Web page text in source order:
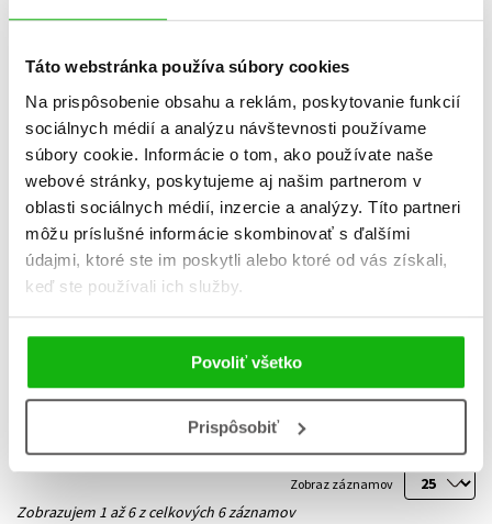
Táto webstránka používa súbory cookies
Na prispôsobenie obsahu a reklám, poskytovanie funkcií
sociálnych médií a analýzu návštevnosti používame
súbory cookie. Informácie o tom, ako používate naše
webové stránky, poskytujeme aj našim partnerom v
oblasti sociálnych médií, inzercie a analýzy. Títo partneri
môžu príslušné informácie skombinovať s ďalšími
údajmi, ktoré ste im poskytli alebo ktoré od vás získali,
keď ste používali ich služby.
Povoliť všetko
Prispôsobiť
Microsoft Windows 8
Ondřej Bitto
9,34 €
Microsoft Windows 8
5,09 €
Zobraz záznamov
Zobrazujem 1 až 6 z celkových 6 záznamov